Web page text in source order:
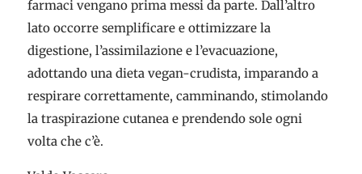
farmaci vengano prima messi da parte. Dall’altro
lato occorre semplificare e ottimizzare la
digestione, l’assimilazione e l’evacuazione,
adottando una dieta vegan-crudista, imparando a
respirare correttamente, camminando, stimolando
la traspirazione cutanea e prendendo sole ogni
volta che c’è.